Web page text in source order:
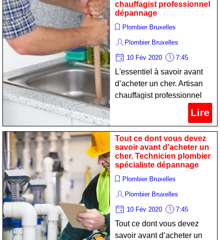
chauffagist professionnel
dépannage
Plombier Bruxelles
Plombier Bruxelles
10 Fév 2020 7:45
L'essentiel à savoir avant
d’acheter un cher. Artisan
chauffagist professionnel
Lire
Tout ce dont vous devez
savoir avant d’acheter un
cher. Technicien plombier
spécialiste dépannage
Plombier Bruxelles
Plombier Bruxelles
10 Fév 2020 7:45
Tout ce dont vous devez
savoir avant d’acheter un